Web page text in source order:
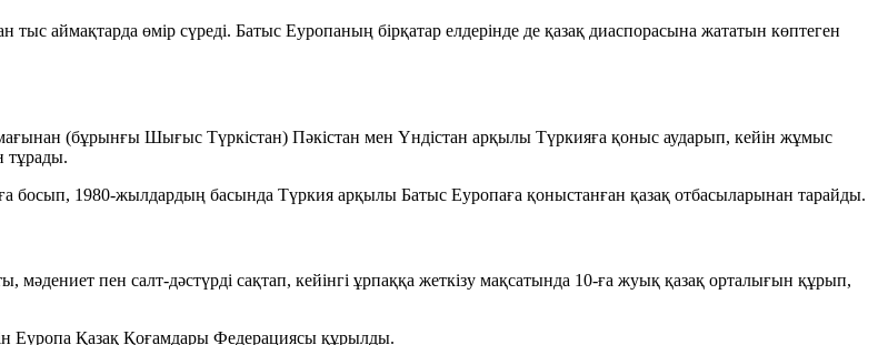
тыс аймақтарда өмір сүреді. Батыс Еуропаның бірқатар елдерінде де қазақ диаспорасына жататын көптеген
(бұрынғы Шығыс Түркістан) Пәкістан мен Үндістан арқылы Түркияға қоныс аударып, кейін жұмыс
тұрады.
1980-жылдардың басында Түркия арқылы Батыс Еуропаға қоныстанған қазақ отбасыларынан тарайды.
мәдениет пен салт-дәстүрді сақтап, кейінгі ұрпаққа жеткізу мақсатында 10-ға жуық қазақ орталығын құрып,
Еуропа Қазақ Қоғамдары Федерациясы құрылды.